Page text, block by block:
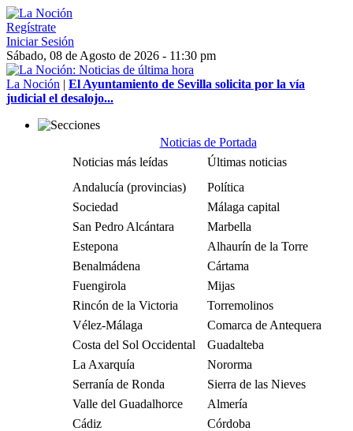
Regístrate
Iniciar Sesión
Sábado, 08 de Agosto de 2026 - 11:30 pm
La Noción | El Ayuntamiento de Sevilla solicita por la vía
judicial el desalojo...
Noticias de Portada
Noticias más leídas
Últimas noticias
Andalucía (provincias)
Política
Sociedad
Málaga capital
San Pedro Alcántara
Marbella
Estepona
Alhaurín de la Torre
Benalmádena
Cártama
Fuengirola
Mijas
Rincón de la Victoria
Torremolinos
Vélez-Málaga
Comarca de Antequera
Costa del Sol Occidental
Guadalteba
La Axarquía
Nororma
Serranía de Ronda
Sierra de las Nieves
Valle del Guadalhorce
Almería
Cádiz
Córdoba